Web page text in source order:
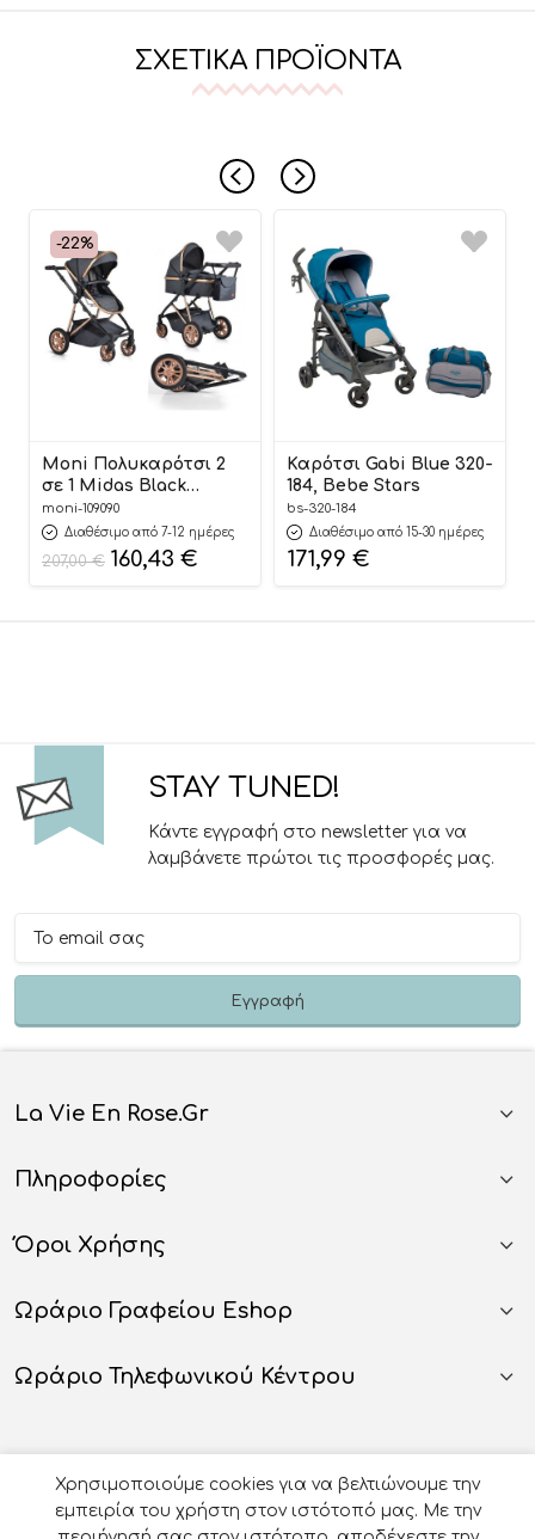
ΣΧΕΤΙΚΆ ΠΡΟΪΌΝΤΑ
-22%
Moni Πολυκαρότσι 2
σε 1 Midas Black
3800146235796
moni-109090
Διαθέσιμο από 7-12 ημέρες
207,00€ 160,43 €
Καρότσι Gabi Blue 320-
184, Bebe Stars
bs-320-184
Διαθέσιμο από 15-30 ημέρες
171,99 €
STAY TUNED!
Κάντε εγγραφή στο newsletter για να
λαμβάνετε πρώτοι τις προσφορές μας.
La Vie En Rose.gr
Πληροφορίες
Όροι Χρήσης
Ωράριο Γραφείου Eshop
Ωράριο Τηλεφωνικού Κέντρου
Χρησιμοποιούμε cookies για να βελτιώνουμε την
εμπειρία του χρήστη στον ιστότοπό μας. Με την